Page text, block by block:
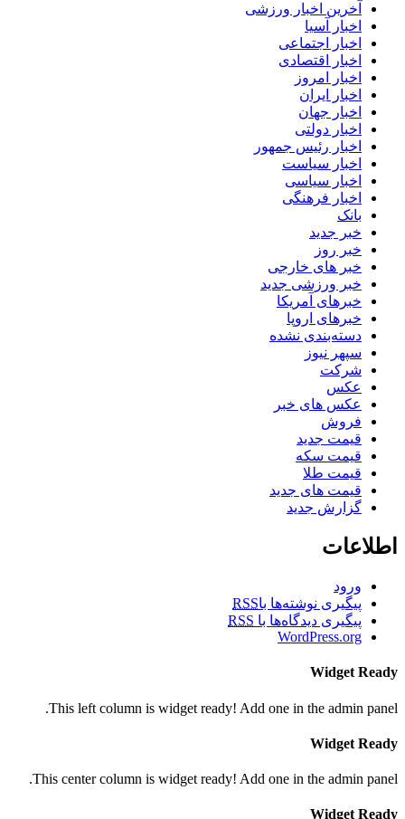
آخرین اخبار ورزشی
اخبار آسیا
اخبار اجتماعی
اخبار اقتصادی
اخبار امروز
اخبار ایران
اخبار جهان
اخبار دولتی
اخبار رئیس جمهور
اخبار سیاست
اخبار سیاسی
اخبار فرهنگی
بانک
خبر جدید
خبر روز
خبر های خارجی
خبر ورزشی جدید
خبرهای آمریکا
خبرهای اروپا
دسته‌بندی نشده
سپهر نیوز
شرکت
عکس
عکس های خبر
فروش
قیمت جدید
قیمت سکه
قیمت طلا
قیمت های جدید
گزارش جدید
اطلاعات
ورود
پیگیری نوشته‌ها باRSS
پیگیری دیدگاه‌ها با RSS
WordPress.org
Widget Ready
This left column is widget ready! Add one in the admin panel.
Widget Ready
This center column is widget ready! Add one in the admin panel.
Widget Ready